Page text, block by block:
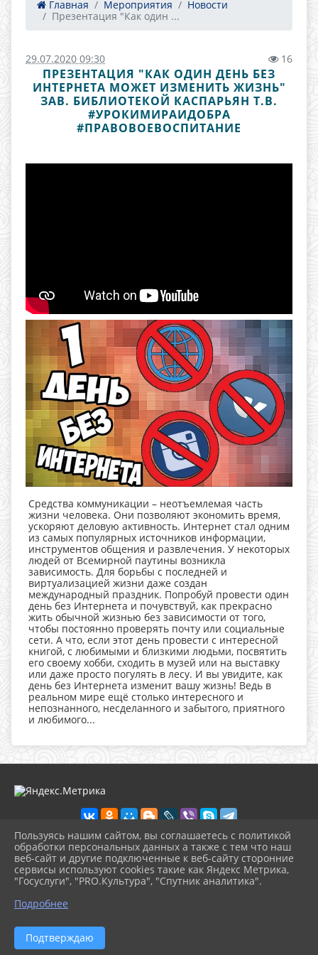
Главная Мероприятия
Новости
Презентация "Как один ...
29.07.2020 09:30 16
ПРЕЗЕНТАЦИЯ "КАК ОДИН ДЕНЬ БЕЗ
ИНТЕРНЕТА МОЖЕТ ИЗМЕНИТЬ ЖИЗНЬ"
ЗАВ. БИБЛИОТЕКОЙ КАСПАРЬЯН Т.В.
#УРОКИМИРАИДОБРА
#ПРАВОВОЕВОСПИТАНИЕ
Средства коммуникации – неотъемлемая часть
жизни человека. Они позволяют экономить время,
ускоряют деловую активность. Интернет стал одним
из самых популярных источников информации,
инструментов общения и развлечения. У некоторых
людей от Всемирной паутины возникла
зависимость. Для борьбы с последней и
виртуализацией жизни даже создан
международный праздник. Попробуй провести один
день без Интернета и почувствуй, как прекрасно
жить обычной жизнью без зависимости от того,
чтобы постоянно проверять почту или социальные
сети. А что, если этот день провести с интересной
книгой, с любимыми и близкими людьми, посвятить
его своему хобби, сходить в музей или на выставку
или даже просто погулять в лесу. И вы увидите, как
день без Интернета изменит вашу жизнь! Ведь в
реальном мире ещё столько интересного и
непознанного, несделанного и забытого, приятного
и любимого...
2026 г. cbskuban.apskult.ru
Вход
Карта сайта
Политика обработки персональных данных
Сделано на KubCMS
Разработка и поддержка
Пользуясь нашим сайтом, вы соглашаетесь с политикой
обработки персональных данных а также с тем что наш
веб-сайт и другие подключенные к веб-сайту сторонние
сервисы используют cookies такие как Яндекс Метрика,
"Госуслуги", "PRO.Культура", "Спутник аналитика".
Подробнее
Подтверждаю